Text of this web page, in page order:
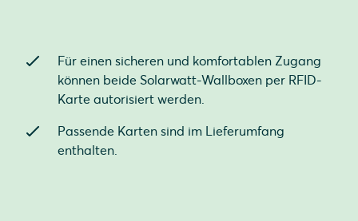
Für einen sicheren und komfortablen Zugang
können beide Solarwatt-Wallboxen per RFID-
Karte autorisiert werden.
Passende Karten sind im Lieferumfang
enthalten.